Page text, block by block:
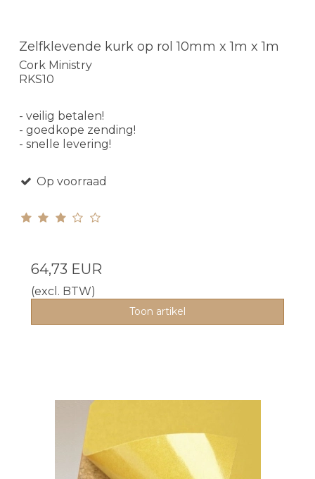
Zelfklevende kurk op rol 10mm x 1m x 1m
Cork Ministry
RKS10
- veilig betalen!
- goedkope zending!
- snelle levering!
Op voorraad
64,73 EUR
(excl. BTW)
Toon artikel